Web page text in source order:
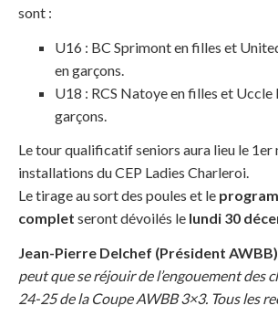
sont :
U16 : BC Sprimont en filles et
en garçons.
U18 : RCS Natoye en filles et Uccle
garçons.
Le tour qualificatif seniors aura lieu le 1er
installations du CEP Ladies Charleroi.
Le tirage au sort des poules et le
complet seront dévoilés le lundi 30
Jean-Pierre Delchef (Président
peut que se réjouir de l’engouement des
24-25 de la Coupe AWBB 3×3. Tous les